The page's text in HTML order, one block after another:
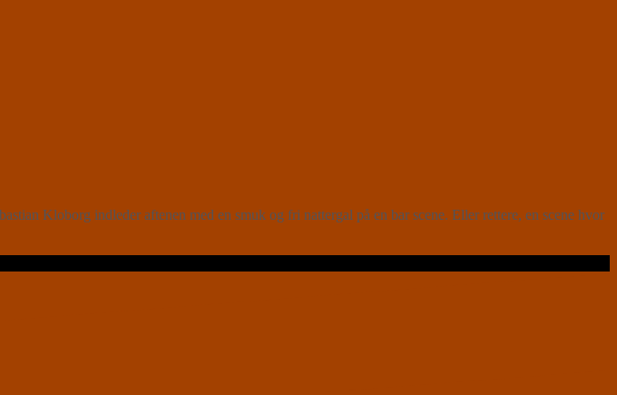
Kloborg indleder aftenen med en smuk og fri nattergal på en bar scene. Eller rettere, en scene hvor